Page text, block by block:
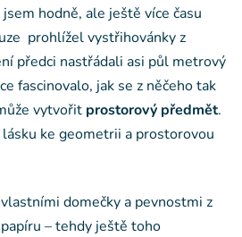
jsem hodně, ale ještě více času
prohlížel vystřihovánky z
předci nastřádali asi půl metrový
fascinovalo, jak se z něčeho tak
vytvořit prostorový předmět.
ke geometrii a prostorovou
domečky a pevnostmi z
– tehdy ještě toho